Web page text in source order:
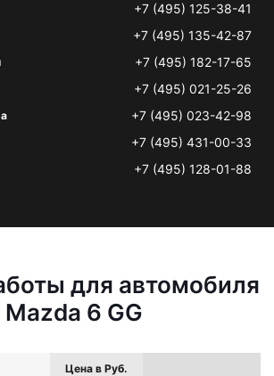
+7 (495) 125-38-41
+7 (495) 135-42-87
+7 (495) 182-17-65
+7 (495) 021-25-26
+7 (495) 023-42-98
+7 (495) 431-00-33
+7 (495) 128-01-88
для автомобиля
Mazda 6 GG
Цена в Руб.